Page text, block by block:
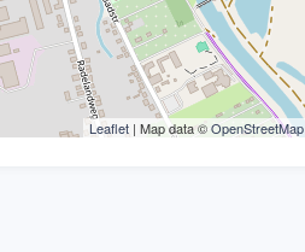
Leaflet | Map data ©OpenStreetMap